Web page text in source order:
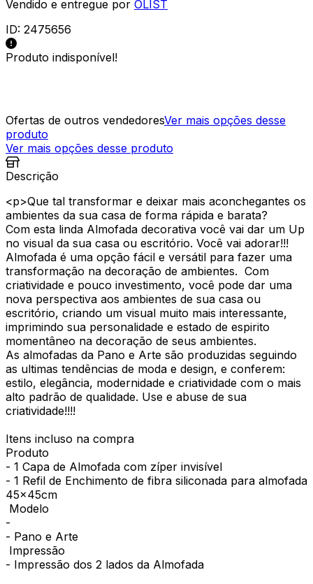
Vendido e entregue por OLIST
ID: 2475656
Produto indisponível!
Ofertas de outros vendedoresVer mais opções desse
produto
Ver mais opções desse produto
Descrição
<p>Que tal transformar e deixar mais aconchegantes os
ambientes da sua casa de forma rápida e barata?
Com esta linda Almofada decorativa você vai dar um Up
no visual da sua casa ou escritório. Você vai adorar!!!
Almofada é uma opção fácil e versátil para fazer uma
transformação na decoração de ambientes. Com
criatividade e pouco investimento, você pode dar uma
nova perspectiva aos ambientes de sua casa ou
escritório, criando um visual muito mais interessante,
imprimindo sua personalidade e estado de espirito
momentâneo na decoração de seus ambientes.
As almofadas da Pano e Arte são produzidas seguindo
as ultimas tendências de moda e design, e conferem:
estilo, elegância, modernidade e criatividade com o mais
alto padrão de qualidade. Use e abuse de sua
criatividade!!!!
Itens incluso na compra
Produto
- 1 Capa de Almofada com zíper invisível
- 1 Refil de Enchimento de fibra siliconada para almofada
45x45cm
Modelo
-
- Pano e Arte
Impressão
- Impressão dos 2 lados da Almofada